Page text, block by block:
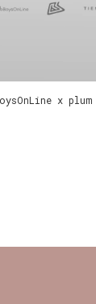
x plum